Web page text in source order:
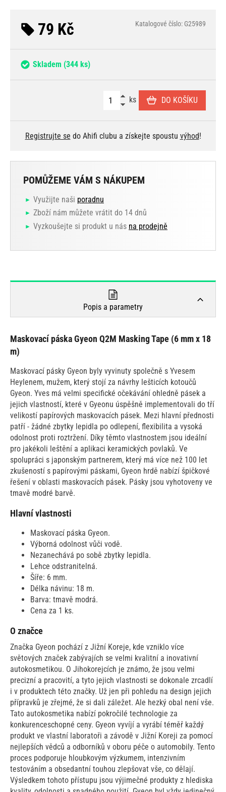
79 Kč Katalogové číslo: G25989
Skladem (344 ks)
ks DO KOŠÍKU
Registrujte se do Ahifi clubu a získejte spoustu výhod!
POMŮŽEME VÁM S NÁKUPEM
Využijte naši poradnu
Zboží nám můžete vrátit do 14 dnů
Vyzkoušejte si produkt u nás na prodejně
Popis a parametry
Maskovací páska Gyeon Q2M Masking Tape (6 mm x 18
m)
Maskovací pásky Gyeon byly vyvinuty společně s Yvesem
Heylenem, mužem, který stojí za návrhy lešticích kotoučů
Gyeon. Yves má velmi specifické očekávání ohledně pásek a
jejich vlastností, které v Gyeonu úspěšně implementovali do tří
velikostí papírových maskovacích pásek. Mezi hlavní přednosti
patří - žádné zbytky lepidla po odlepení, flexibilita a vysoká
odolnost proti roztržení. Díky těmto vlastnostem jsou ideální
pro jakékoli leštění a aplikaci keramických povlaků. Ve
spolupráci s japonským partnerem, který má více než 100 let
zkušeností s papírovými páskami, Gyeon hrdě nabízí špičkové
řešení v oblasti maskovacích pásek. Pásky jsou vyhotoveny ve
tmavě modré barvě.
Hlavní vlastnosti
Maskovací páska Gyeon.
Výborná odolnost vůči vodě.
Nezanechává po sobě zbytky lepidla.
Lehce odstranitelná.
Šíře: 6 mm.
Délka návinu: 18 m.
Barva: tmavě modrá.
Cena za 1 ks.
O značce
Značka Gyeon pochází z Jižní Koreje, kde vzniklo více
světových značek zabývajích se velmi kvalitní a inovativní
autokosmetikou. O Jihokorejcích je známo, že jsou velmi
precizní a pracovití, a tyto jejich vlastnosti se dokonale zrcadlí
i v produktech této značky. Už jen při pohledu na design jejich
přípravků je zřejmé, že si dali záležet. Ale hezký obal není vše.
Tato autokosmetika nabízí pokročilé technologie za
konkurenceschopné ceny. Gyeon vyvíjí a vyrábí téměř každý
produkt ve vlastní laboratoři a závodě v Jižní Koreji za pomocí
nejlepších vědců a odborníků v oboru péče o automobily. Tento
proces podporuje hloubkovým výzkumem, intenzivním
testováním a obsedantní touhou zlepšovat vše, co dělají.
Výsledkem tohoto přístupu jsou výjimečné produkty z hlediska